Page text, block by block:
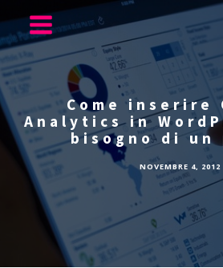
Come inserire
Analytics in
bisogno di un
NOVEMBRE 4, 2012